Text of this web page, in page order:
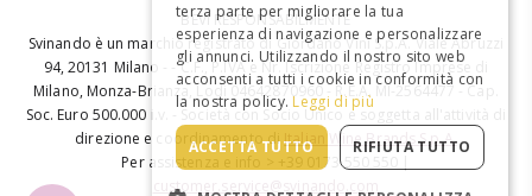
BEVI RESPONSABILMENTE
Svinando è un marchio registrato di Giordano Vini S.p.A. Viale Abruzzi
94, 20131 Milano - - C.F., P.IVA e Nr. Iscrizione Registro Imprese di
Milano, Monza-Brianza, Lodi 04642870960 - R.E.A. MI-2564477 - Cap.
Soc. Euro 500.000 i.v. - Società con Socio Unico e soggetta all'attività di
direzione e coordinamento diItalian Wine Brands S.p.A.
Per assistenza e info > +39 0173 550 550 |
customer.service@svinando.com
terza parte per migliorare la tua
esperienza di navigazione e personalizzare
gli annunci. Utilizzando il nostro sito web
acconsenti a tutti i cookie in conformità con
la nostra policy. Leggi di più
ACCETTA TUTTO RIFIUTA TUTTO